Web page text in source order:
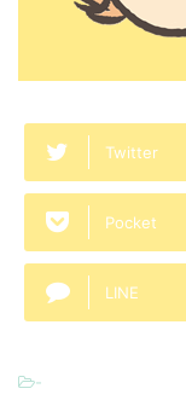
Twitter
Pocket
LINE
-